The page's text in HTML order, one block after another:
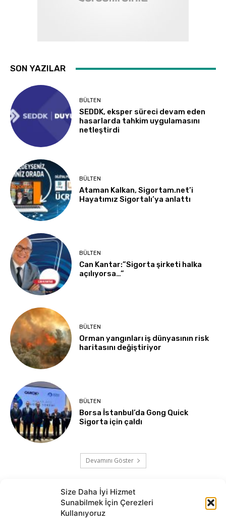
Size Daha İyi Hizmet
Sunabilmek İçin Çerezleri
Kullanıyoruz
SON YAZILAR
BÜLTEN
SEDDK, eksper süreci devam eden
hasarlarda tahkim uygulamasını
netleştirdi
BÜLTEN
Ataman Kalkan, Sigortam.net’i
Hayatımız Sigortalı’ya anlattı
BÜLTEN
Can Kantar:”Sigorta şirketi halka
açılıyorsa…”
BÜLTEN
Orman yangınları iş dünyasının risk
haritasını değiştiriyor
BÜLTEN
Borsa İstanbul’da Gong Quick
Sigorta için çaldı
Devamını Göster